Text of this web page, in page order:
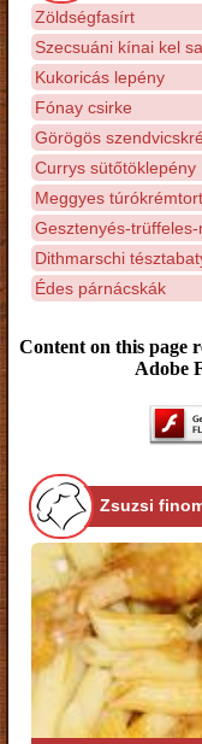
Zöldségfasírt
Szecsuáni kínai kel
Kukoricás lepény
Fónay csirke
Görögös
Currys sütőtöklepény
Meggyes
Gesztenyés-
Dithmarschi
Édes párnácskák
Content on this page
Adobe
Zsuzsi